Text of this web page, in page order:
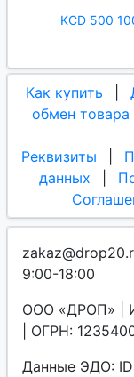
KCD 500
Как купить
обмен товара
Реквизиты
данных
9:00-18:00
ООО «ДРОП» |
| ОГРН:
Данные ЭДО: